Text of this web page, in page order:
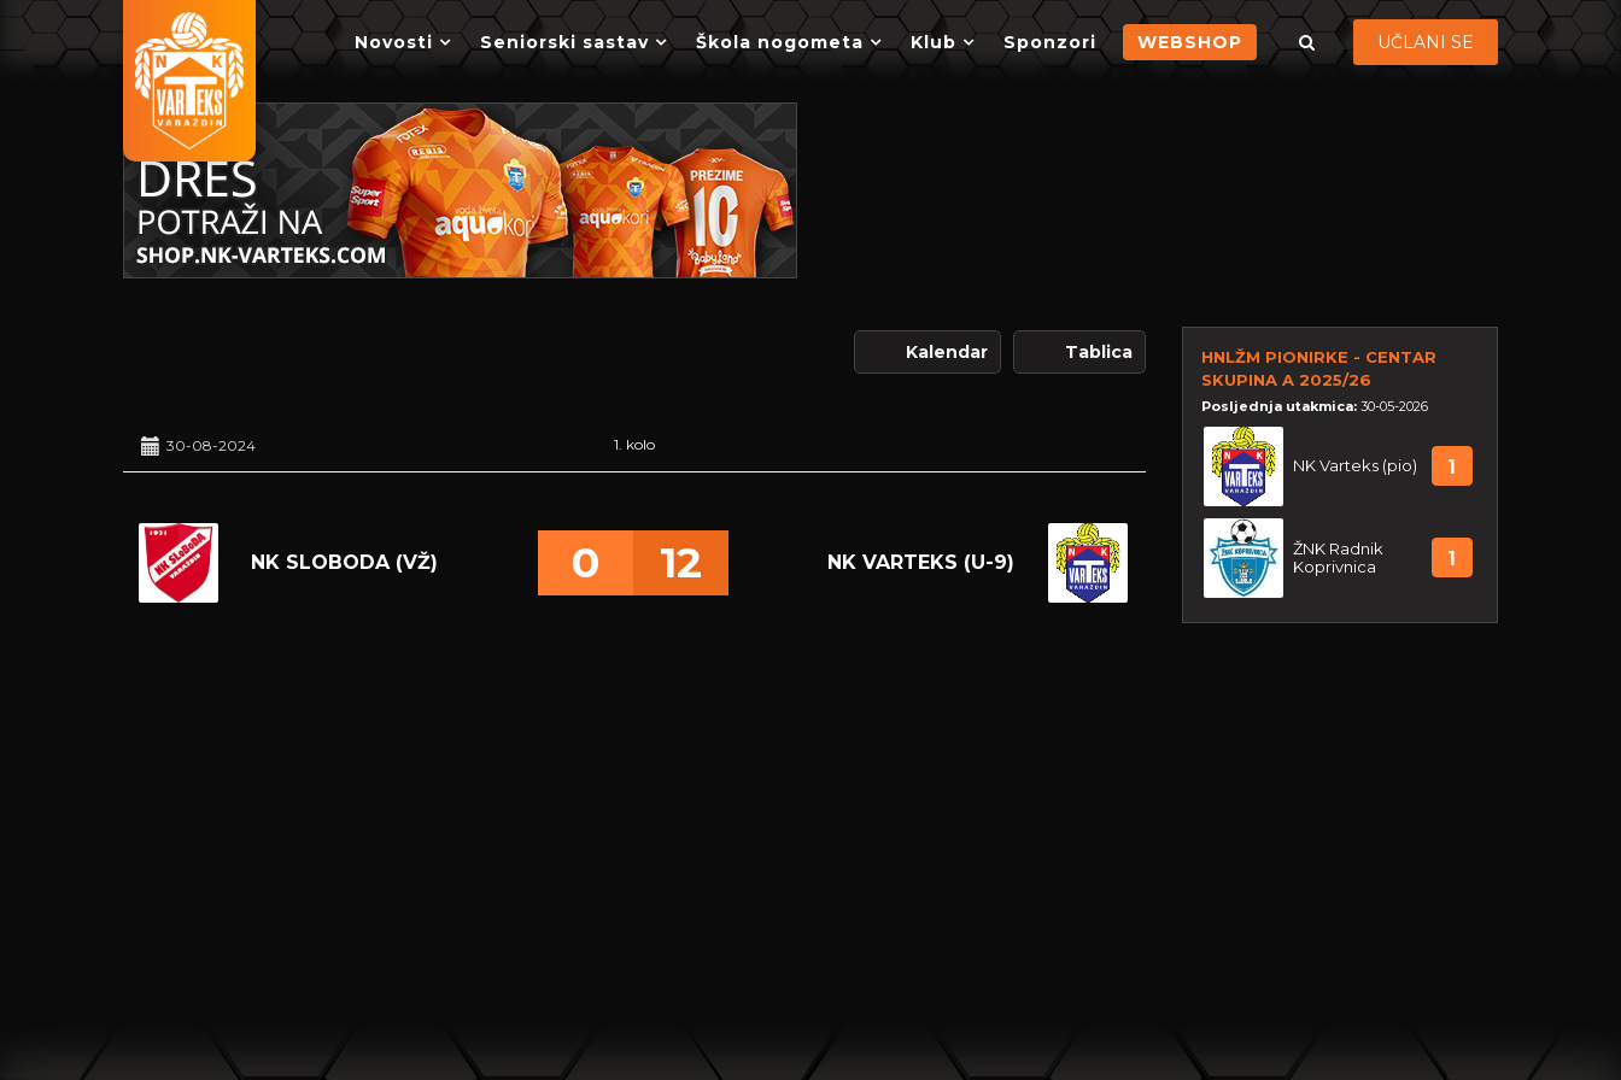
Novosti Seniorski sastav Škola nogometa Klub Sponzori WEBSHOP UČLANI SE
Kalendar Tablica
30-08-2024 1. kolo
NK SLOBODA (VŽ) NK VARTEKS (U-9)
0 12
HNLŽM PIONIRKE - CENTAR
SKUPINA A 2025/26
Posljednja utakmica: 30-05-2026
NK Varteks (pio) 1
ŽNK Radnik
Koprivnica
1